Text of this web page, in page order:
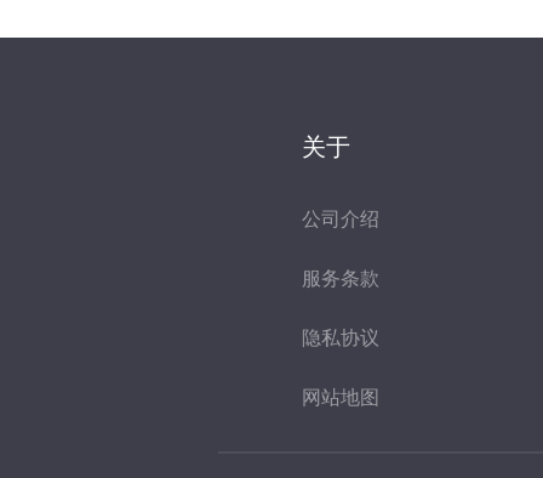
关于
公司介绍
服务条款
隐私协议
网站地图